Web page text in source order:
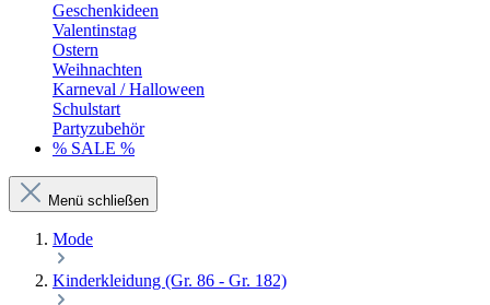
Geschenkideen
Valentinstag
Ostern
Weihnachten
Karneval / Halloween
Schulstart
Partyzubehör
% SALE %
Menü schließen
Mode
Kinderkleidung (Gr. 86 - Gr. 182)